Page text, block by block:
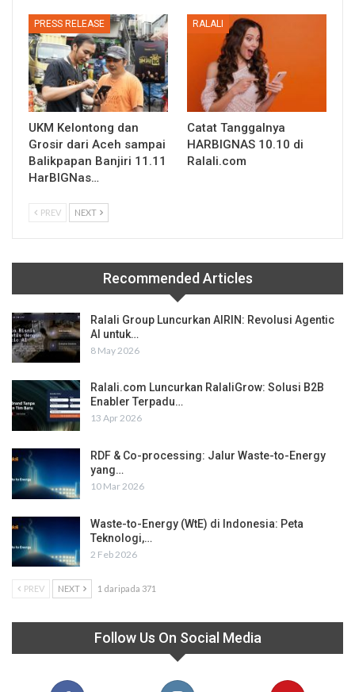
PRESS RELEASE
UKM Kelontong dan
Grosir dari Aceh sampai
Balikpapan Banjiri 11.11
HarBIGNas…
RALALI
Catat Tanggalnya
HARBIGNAS 10.10 di
Ralali.com
PREV NEXT
Recommended Articles
Ralali Group Luncurkan AIRIN: Revolusi Agentic
AI untuk…
8 May 2026
Ralali.com Luncurkan RalaliGrow: Solusi B2B
Enabler Terpadu…
13 Apr 2026
RDF & Co-processing: Jalur Waste-to-Energy
yang…
10 Mar 2026
Waste-to-Energy (WtE) di Indonesia: Peta
Teknologi,…
2 Feb 2026
PREV NEXT 1 daripada 371
Follow Us On Social Media